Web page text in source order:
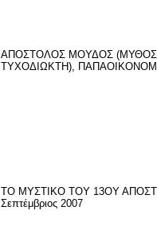
ΑΠΟΣΤΟΛΟΣ ΜΟΥΔΟΣ (ΜΥΘΟΣ
ΤΥΧΟΔΙΩΚΤΗ),
ΤΟ ΜΥΣΤΙΚΟ ΤΟΥ 13ΟΥ
Σεπτέμβριος 2007